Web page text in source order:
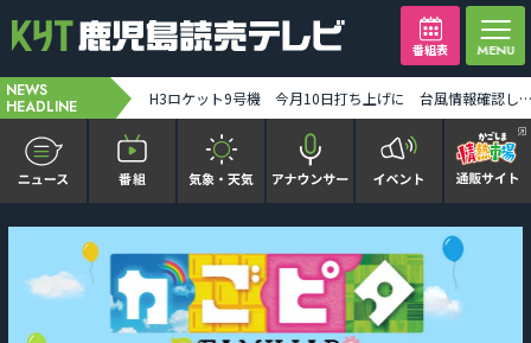
番組表
NEWS
HEADLINE 【ミッフィー】1万人突破記念セレモニー「ディック・ブルーナに学ぶモダン・アート」8月末まで [2026-08-07 19:31:00] H3ロケット9号機 今月10日打ち上げに 台風情報確認しながら最終判断 みちびき7号機搭載 [2026-08-07 19:32:00]
かごピタ FAMILIAR
KYT news every かごしま